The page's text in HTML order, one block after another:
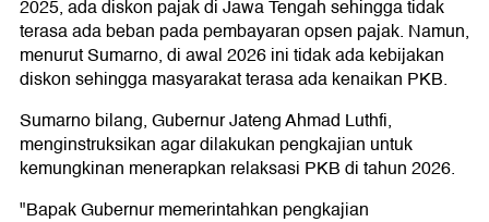
2025, ada diskon pajak di Jawa Tengah sehingga tidak
terasa ada beban pada pembayaran opsen pajak. Namun,
menurut Sumarno, di awal 2026 ini tidak ada kebijakan
diskon sehingga masyarakat terasa ada kenaikan PKB.
Sumarno bilang, Gubernur Jateng Ahmad Luthfi,
menginstruksikan agar dilakukan pengkajian untuk
kemungkinan menerapkan relaksasi PKB di tahun 2026.
"Bapak Gubernur memerintahkan pengkajian